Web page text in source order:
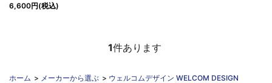
6,600円(税込)
1件あります
ホーム > メーカーから選ぶ > ウェルコムデザイン WELCOM DESIGN